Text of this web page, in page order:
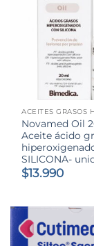
Novamed Oil
Aceite ácido
SILICONA-
$13.990